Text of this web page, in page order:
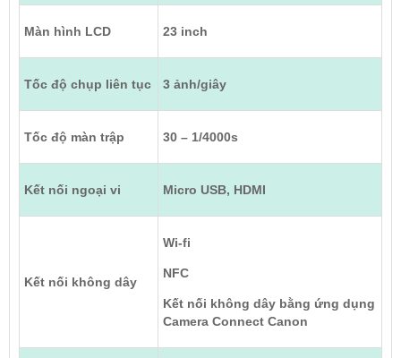
Màn hình LCD 23 inch
Tốc độ chụp liên tục 3 ảnh/giây
Tốc độ màn trập 30 – 1/4000s
Kết nối ngoại vi Micro USB, HDMI
Kết nối không dây
Wi-fi
NFC
Kết nối không dây bằng ứng dụng
Camera Connect Canon